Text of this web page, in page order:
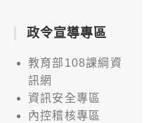
政令宣導專區
教育部108課綱資
訊網
資訊安全專區
內控稽核專區